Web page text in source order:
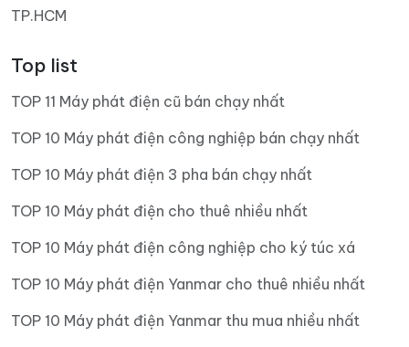
TP.HCM
Top list
TOP 11 Máy phát điện cũ bán chạy nhất
TOP 10 Máy phát điện công nghiệp bán chạy nhất
TOP 10 Máy phát điện 3 pha bán chạy nhất
TOP 10 Máy phát điện cho thuê nhiều nhất
TOP 10 Máy phát điện công nghiệp cho ký túc xá
TOP 10 Máy phát điện Yanmar cho thuê nhiều nhất
TOP 10 Máy phát điện Yanmar thu mua nhiều nhất